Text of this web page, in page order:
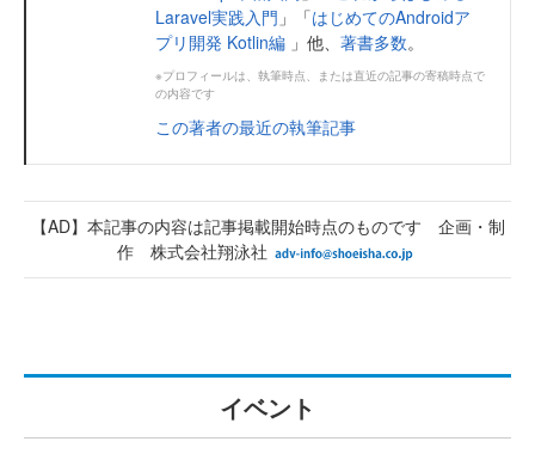
Laravel実践入門 」「はじめてのAndroidア
プリ開発 Kotlin編 」他、 著書多数。
※プロフィールは、執筆時点、または直近の記事の寄稿時点で
の内容です
この著者の最近の執筆記事
【AD】本記事の内容は記事掲載開始時点のものです 企画・制
作 株式会社翔泳社
イベント